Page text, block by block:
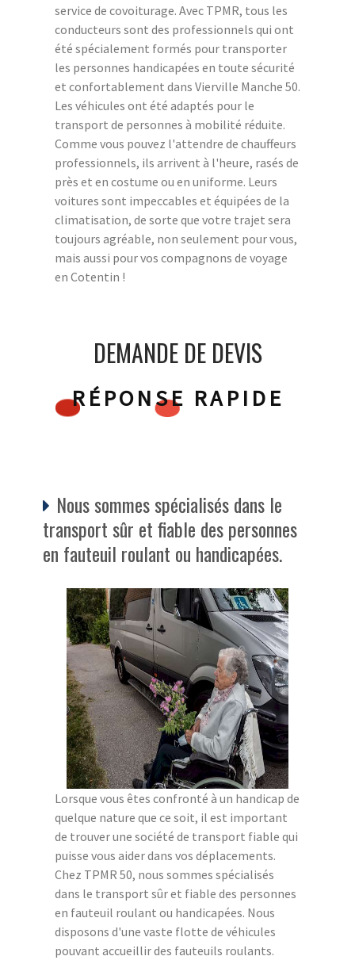
service de covoiturage. Avec TPMR, tous les
conducteurs sont des professionnels qui ont
été spécialement formés pour transporter
les personnes handicapées en toute sécurité
et confortablement dans Vierville Manche 50.
Les véhicules ont été adaptés pour le
transport de personnes à mobilité réduite.
Comme vous pouvez l'attendre de chauffeurs
professionnels, ils arrivent à l'heure, rasés de
près et en costume ou en uniforme. Leurs
voitures sont impeccables et équipées de la
climatisation, de sorte que votre trajet sera
toujours agréable, non seulement pour vous,
mais aussi pour vos compagnons de voyage
en Cotentin !
DEMANDE DE DEVIS
RÉPONSE RAPIDE
Nous sommes spécialisés dans le
transport sûr et fiable des personnes
en fauteuil roulant ou handicapées.
Lorsque vous êtes confronté à un handicap de
quelque nature que ce soit, il est important
de trouver une société de transport fiable qui
puisse vous aider dans vos déplacements.
Chez TPMR 50, nous sommes spécialisés
dans le transport sûr et fiable des personnes
en fauteuil roulant ou handicapées. Nous
disposons d'une vaste flotte de véhicules
pouvant accueillir des fauteuils roulants.